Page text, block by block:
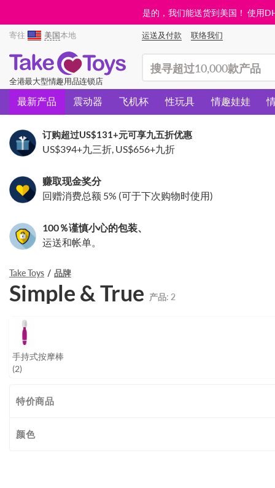
是的，我们能送货到美国！ 使用
寄往 美国本地 运送及付款 联络我们
全港最大型情趣用品连锁店
最新产品 震动器 飞机杯 性玩具 情趣娃娃
订购超过US$131+元可享九五折优惠
US$394+九三折, US$656+九折
赚取现金奖分
回赠消费总额 5% (可于下次购物时使用)
100％谨慎小心的包装、
运送和帐单。
Take Toys 品牌
Simple & True 产品: 2
手持式按摩棒
(2)
特价商品
颜色